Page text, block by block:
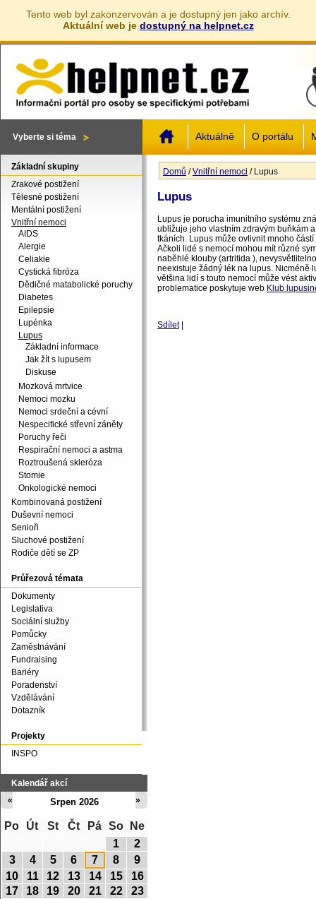
Tento web byl zakonzervován a je dostupný jen jako archív.
Aktuální web je dostupný na helpnet.cz
Vyberte si téma Aktuálně O portálu
Jste zde
Domů /Vnitřní nemoci / Lupus
Lupus
Lupus je porucha imunitního systému
ubližuje jeho vlastním zdravým buňkám
tkáních. Lupus může ovlivnit mnoho
Ačkoli lidé s nemocí mohou mít různé
naběhlé klouby (artritida ),
neexistuje žádný lék na lupus. Nicméně
většina lidí s touto nemocí může vést
problematice poskytuje web Klub
Sdílet
Základní skupiny
Zrakové postižení
Tělesné postižení
Mentální postižení
Vnitřní nemoci
AIDS
Alergie
Celiakie
Cystická fibróza
Dědičné matabolické poruchy
Diabetes
Epilepsie
Lupénka
Lupus
Základní informace
Jak žít s lupusem
Diskuse
Mozková mrtvice
Nemoci mozku
Nemoci srdeční a cévní
Nespecifické střevní záněty
Poruchy řeči
Respirační nemoci a astma
Roztroušená skleróza
Stomie
Onkologické nemoci
Kombinovaná postižení
Duševní nemoci
Senioři
Sluchové postižení
Rodiče dětí se ZP
Průřezová témata
Dokumenty
Legislativa
Sociální služby
Pomůcky
Zaměstnávání
Fundraising
Bariéry
Poradenství
Vzdělávání
Dotazník
Projekty
INSPO
Kalendář akcí
Srpen 2026
« »
Po Út St Čt Pá So
Ne
1
2
3
4 5 6 7 8
9
10
11 12 13 14 15
16
17
18 19 20 21 22
23